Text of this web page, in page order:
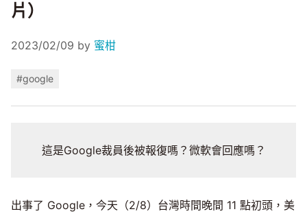
片）
2023/02/09 by 蜜柑
#google
這是Google裁員後被報復嗎？微軟會回應嗎？
出事了 Google，今天（2/8）台灣時間晚間 11 點初頭，美